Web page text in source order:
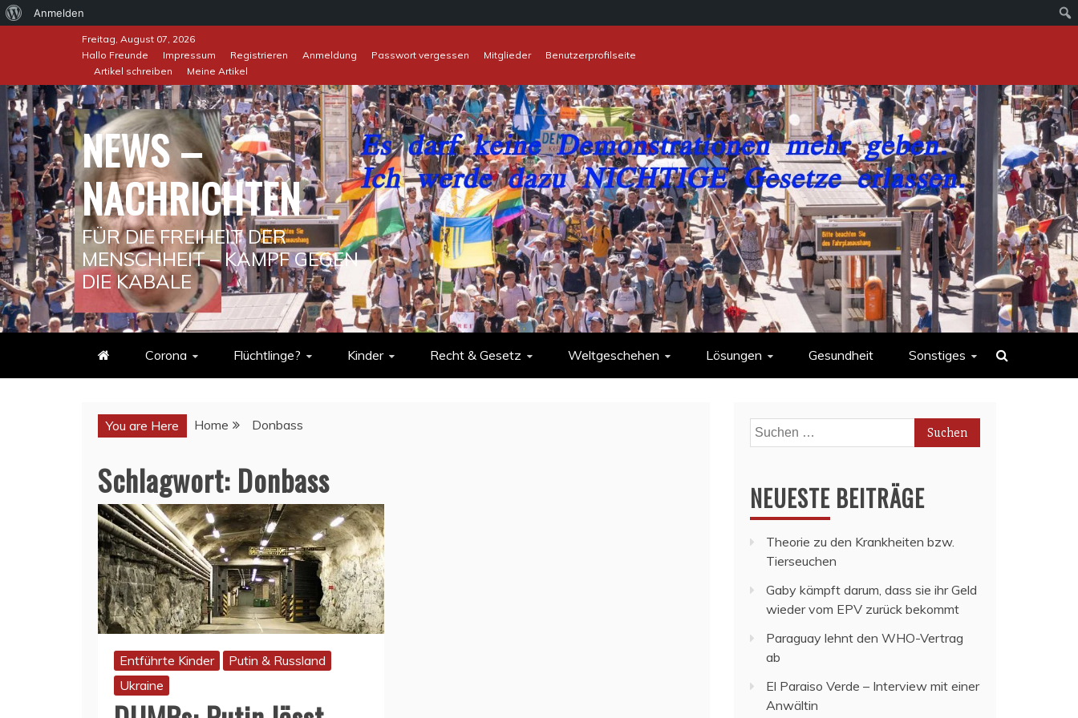
Über
Anmelden
Freitag, August 07, 2026
Hallo Freunde
Impressum Registrieren Anmeldung Passwort vergessen Mitglieder
Benutzerprofilseite
Artikel schreiben
Meine Artikel
NEWS –
NACHRICHTEN
FÜR DIE FREIHEIT DER
MENSCHHEIT – KAMPF GEGEN
DIE KABALE
Corona Flüchtlinge? Kinder Recht & Gesetz Weltgeschehen Lösungen Gesundheit Sonstiges
You are Here Home Donbass
Schlagwort: Donbass
Entführte Kinder
Putin & Russland
Ukraine
Suchen
nach:
NEUESTE BEITRÄGE
Theorie zu den Krankheiten bzw.
Tierseuchen
Gaby kämpft darum, dass sie ihr Geld
wieder vom EPV zurück bekommt
Paraguay lehnt den WHO-Vertrag
ab
El Paraiso Verde – Interview mit einer
Anwältin